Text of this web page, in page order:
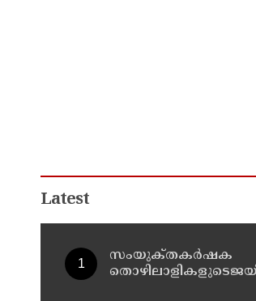
Latest
സംയുക്‌തകർഷക